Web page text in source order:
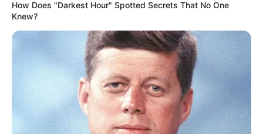
How Does "Darkest Hour" Spotted Secrets That No One
Knew?